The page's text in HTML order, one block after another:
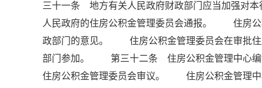
三十一条 地方有关人民政府财政部门应当加强对
人民政府的住房公积金管理委员会通报。 住房公
政部门的意见。 住房公积金管理委员会在审批住
部门参加。 第三十二条 住房公积金管理中心编
住房公积金管理委员会审议。 住房公积金管理中